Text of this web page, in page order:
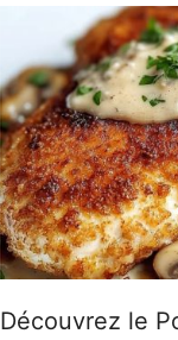
Découvrez le